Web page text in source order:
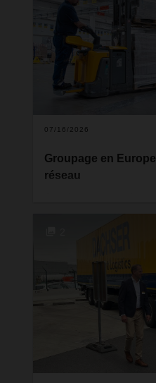
mais plusieurs mois à
pas uniquement pour
saisonniers exigent eux
anticipée et réfléchie.
07/16/2026
Groupage en
réseau
secteur du groupage
l'industrie et le
que jamais des
logistique de groupage
donc à un tournant. La
de savoir comment
court terme, mais
plus résilient sur le fond.